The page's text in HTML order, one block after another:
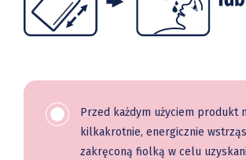
Przed każdym użyciem produkt
kilkakrotnie, energicznie
zakręconą fiolką w celu